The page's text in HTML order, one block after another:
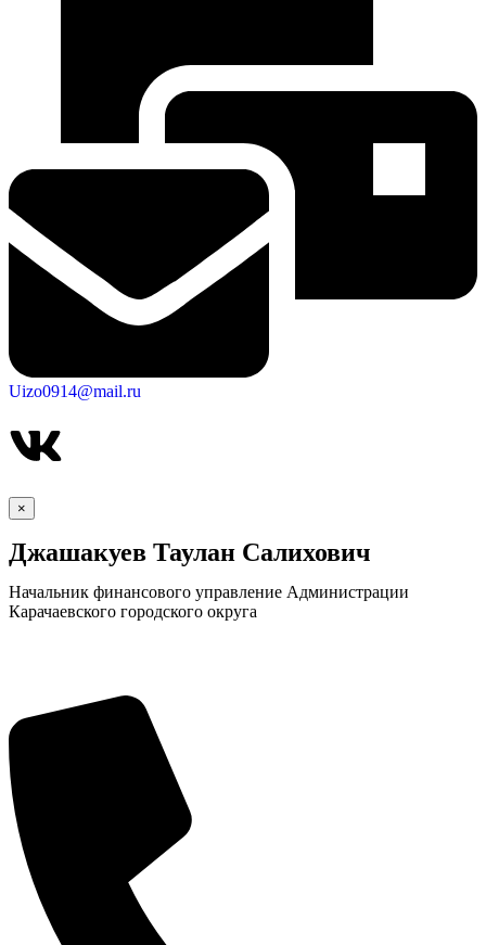
Экономика
Uizo0914@mail.ru
×
Джашакуев Таулан Салихович
Начальник финансового управление Администрации
Карачаевского городского округа